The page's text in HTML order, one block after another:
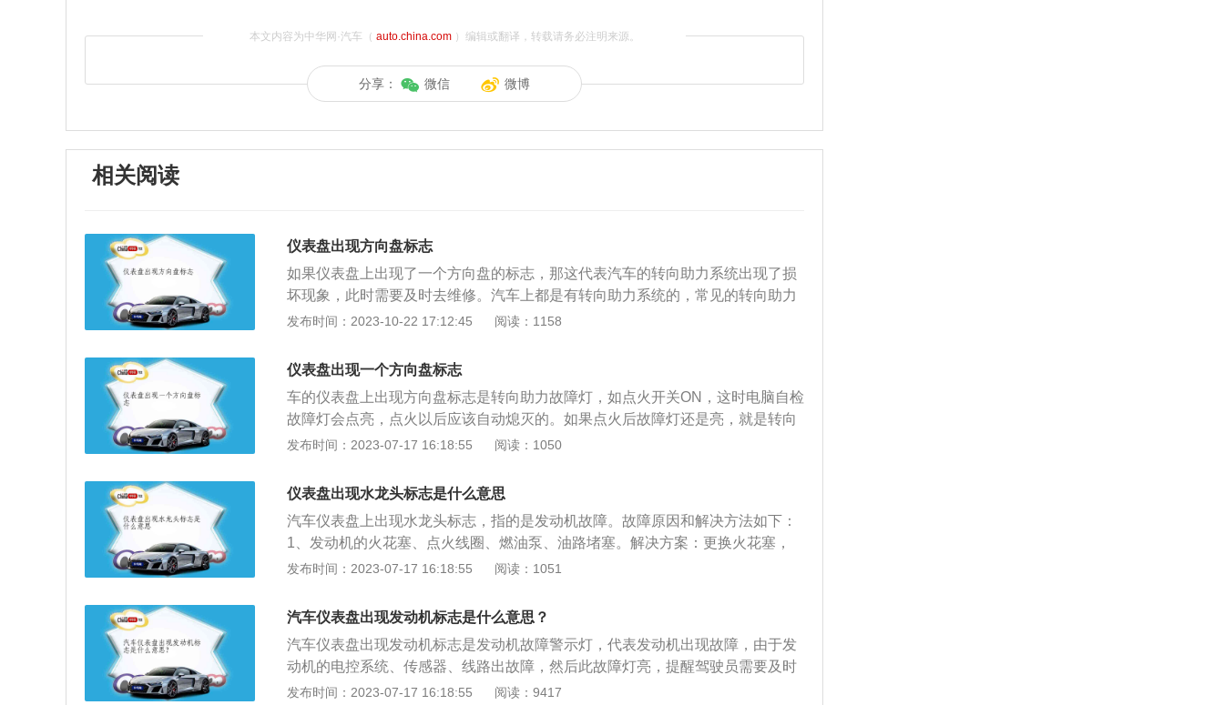
本文内容为中华网·汽车（ auto.china.com）编辑或翻译，转载请务必注明来源。
分享： 微信 微博
相关阅读
仪表盘出现方向盘标志
如果仪表盘上出现了一个方向盘的标志，那这代表汽车的转向助力系统出现了损
坏现象，此时需要及时去维修。汽车上都是有转向助力系统的，常见的转向助力
系统有三种，分别是电动转向助力系统，电子液压转向助力系统，机械液压转向
机直接提供转向助力的。电子液压转向助力系统和机械液压转向助力系统是有液
压机构的，这两种转向助力系统是有转向助力泵的。电子液压转向助力系统的转
向助力泵是由电动机带动的，机械液压转向助力系统的转向助力泵是由发动机带
动的。电子液压转向助力系统和电动转向助力系统是很多车会使用的，机械液压
转向助力系统大部分老款汽车才会使用。电子液压转向助力系统是不需要消耗发
否则会导致方向盘变重。在平时保养时，要定期检查一下转向助力系统工作是否
正常，如果转向助力系统出现了损坏，那需要立即维修。
发布时间：2023-10-22 17:12:45 阅读：1158
仪表盘出现一个方向盘标志
车的仪表盘上出现方向盘标志是转向助力故障灯，如点火开关ON，这时电脑自检
故障灯会点亮，点火以后应该自动熄灭的。如果点火后故障灯还是亮，就是转向
助力系统有故障。汽车的转向系统发生了故障，需要及时维修。如果转向系统故
盘。如果转向系统故障灯是红色的话，汽车的转向系统全部失灵，这时需要用非
常大的力气才能转动汽车的方向盘。汽车的转向系统故障灯亮，可能是汽车的转
向系统内进入了空气、转向助力系统的连接位置松动，转向液压管道中有异物等
原因引起的，需要及时去4S店维修。这时汽车尽量就不要使用了，避免因为转向
系统的故障，导致车辆失去控制。所有汽车都有转向助力系统，常见的转向助力
系统。电动助力转向系统中没有液压机构，依靠电动机直接提供转向动力。电子
液压转向动力系统和机械液压转向动力系统都有液压机构，这两种转向动力系统
都有转向动力泵。
发布时间：2023-07-17 16:18:55 阅读：1050
仪表盘出现水龙头标志是什么意思
汽车仪表盘上出现水龙头标志，指的是发动机故障。故障原因和解决方法如下：
1、发动机的火花塞、点火线圈、燃油泵、油路堵塞。解决方案：更换火花塞，
建议去4s店进行维修。2、水温、曲轴位置、空气流量、进气温度、氧传感器接
损，导致故障灯亮起。解决方案：更换汽油，更换车辆损坏的配件，马上清洗汽
车辆供油系统。4、过多的积碳会导致发动机设计参数的改变。解决方案：准备
一瓶化油器清洁剂，将它对着节气门与进气道喷几下，在某种程度上就能达到清
理积碳的效果了。5、可能是发动机的燃烧状态不好导致发动机出现问题，比如
说发动机爆震、发动机积碳等。解决方案：建议去4s店进行维修。
发布时间：2023-07-17 16:18:55 阅读：1051
汽车仪表盘出现发动机标志是什么意思？
汽车仪表盘出现发动机标志是发动机故障警示灯，代表发动机出现故障，由于发
动机的电控系统、传感器、线路出故障，然后此故障灯亮，提醒驾驶员需要及时
到4S店处理该故障。现在的汽车机械方面一般不会出现什么严重问题，汽车上最
发布时间：2023-07-17 16:18:55 阅读：9417